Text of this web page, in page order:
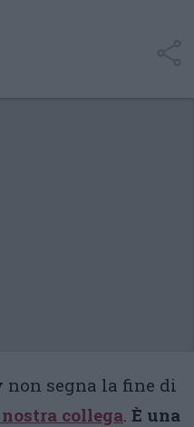
non segna la fine di
collega. È una